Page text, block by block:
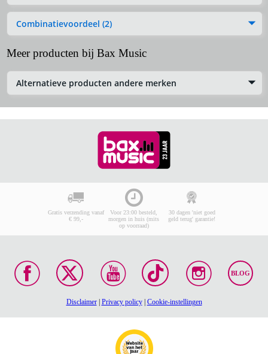
Combinatievoordeel (2)
Meer producten bij Bax Music
Alternatieve producten andere merken
Gratis verzending vanaf
€ 99,-
Voor 23:00 besteld,
morgen in huis (mits
op voorraad)
30 dagen 'niet goed
geld terug' garantie!
BLOG
Disclaimer| Privacy policy| Cookie-instellingen